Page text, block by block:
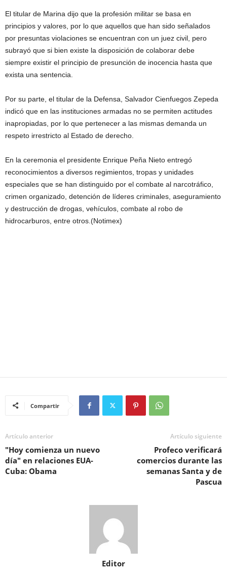
El titular de Marina dijo que la profesión militar se basa en
principios y valores, por lo que aquellos que han sido señalados
por presuntas violaciones se encuentran con un juez civil, pero
subrayó que si bien existe la disposición de colaborar debe
siempre existir el principio de presunción de inocencia hasta que
exista una sentencia.
Por su parte, el titular de la Defensa, Salvador Cienfuegos Zepeda
indicó que en las instituciones armadas no se permiten actitudes
inapropiadas, por lo que pertenecer a las mismas demanda un
respeto irrestricto al Estado de derecho.
En la ceremonia el presidente Enrique Peña Nieto entregó
reconocimientos a diversos regimientos, tropas y unidades
especiales que se han distinguido por el combate al narcotráfico,
crimen organizado, detención de líderes criminales, aseguramiento
y destrucción de drogas, vehículos, combate al robo de
hidrocarburos, entre otros.(Notimex)
Compartir
Artículo anterior
"Hoy comienza un nuevo
día" en relaciones EUA-
Cuba: Obama
Artículo siguiente
Profeco verificará
comercios durante las
semanas Santa y de
Pascua
Editor